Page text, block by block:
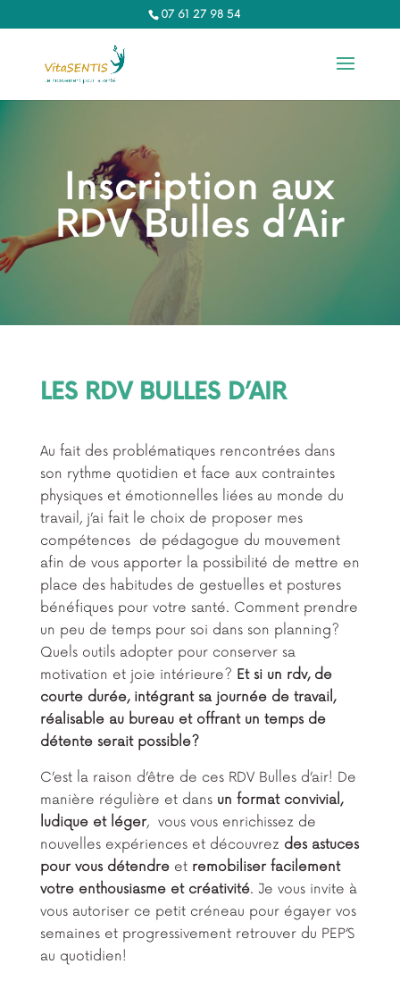
07 61 27 98 54‬
Inscription aux
RDV Bulles d’Air
LES RDV BULLES D’AIR
Au fait des problématiques rencontrées dans
son rythme quotidien et face aux contraintes
physiques et émotionnelles liées au monde du
travail, j’ai fait le choix de proposer mes
compétences de pédagogue du mouvement
afin de vous apporter la possibilité de mettre en
place des habitudes de gestuelles et postures
bénéfiques pour votre santé. Comment prendre
un peu de temps pour soi dans son planning?
Quels outils adopter pour conserver sa
motivation et joie intérieure? Et si un rdv, de
courte durée, intégrant sa journée de travail,
réalisable au bureau et offrant un temps de
détente serait possible?
C’est la raison d’être de ces RDV Bulles d’air! De
manière régulière et dans un format convivial,
ludique et léger, vous vous enrichissez de
nouvelles expériences et découvrez des astuces
pour vous détendreet remobiliser facilement
votre enthousiasme et créativité. Je vous invite à
vous autoriser ce petit créneau pour égayer vos
semaines et progressivement retrouver du PEP’S
au quotidien!